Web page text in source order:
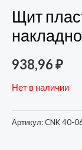
Щит
938,96₽
Нет в наличии
Артикул:CNK 40-